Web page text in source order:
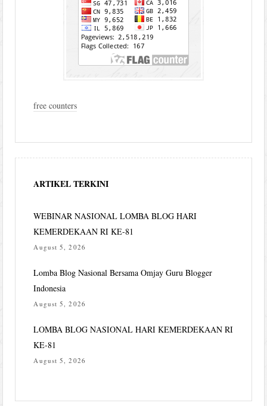
free counters
ARTIKEL TERKINI
WEBINAR NASIONAL LOMBA BLOG HARI
KEMERDEKAAN RI KE-81
August 5, 2026
Lomba Blog Nasional Bersama Omjay Guru Blogger
Indonesia
August 5, 2026
LOMBA BLOG NASIONAL HARI KEMERDEKAAN RI
KE-81
August 5, 2026